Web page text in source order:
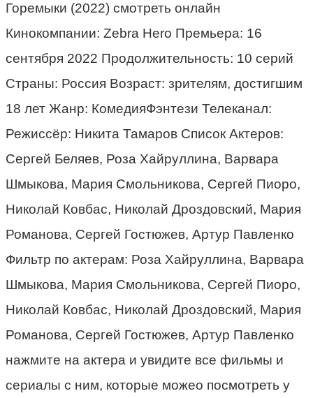
Горемыки (2022) смотреть онлайн
Кинокомпании: Zebra Hero Премьера: 16
сентября 2022 Продолжительность: 10 серий
Страны: Россия Возраст: зрителям, достигшим
18 лет Жанр: КомедияФэнтези Телеканал:
Режиссёр: Никита Тамаров Список Актеров:
Сергей Беляев, Роза Хайруллина, Варвара
Шмыкова, Мария Смольникова, Сергей Пиоро,
Николай Ковбас, Николай Дроздовский, Мария
Романова, Сергей Гостюжев, Артур Павленко
Фильтр по актерам: Роза Хайруллина, Варвара
Шмыкова, Мария Смольникова, Сергей Пиоро,
Николай Ковбас, Николай Дроздовский, Мария
Романова, Сергей Гостюжев, Артур Павленко
нажмите на актера и увидите все фильмы и
сериалы с ним, которые можео посмотреть у